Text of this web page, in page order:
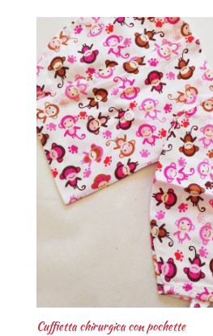
Cuffietta chirurgica con pochette